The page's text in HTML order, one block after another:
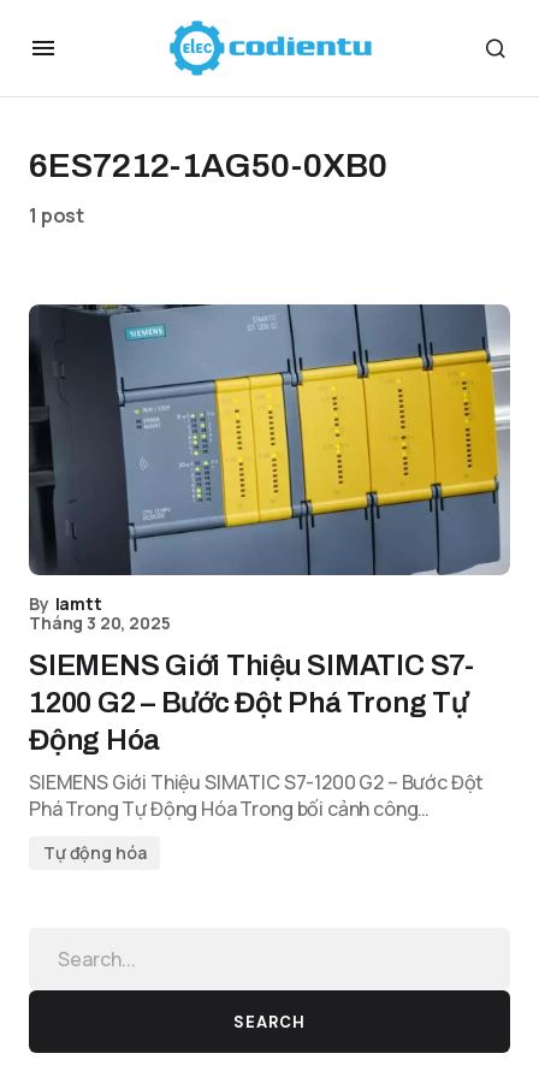
6ES7212-1AG50-0XB0
1 post
By lamtt
Tháng 3 20, 2025
SIEMENS Giới Thiệu SIMATIC S7-
1200 G2 – Bước Đột Phá Trong Tự
Động Hóa
SIEMENS Giới Thiệu SIMATIC S7-1200 G2 – Bước Đột
Phá Trong Tự Động Hóa Trong bối cảnh công…
Tự động hóa
SEARCH